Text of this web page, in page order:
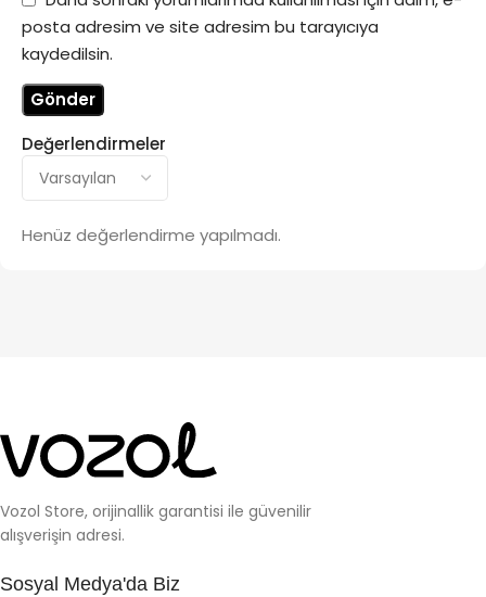
Değerlendirmeler
Henüz değerlendirme yapılmadı.
posta adresim ve site adresim bu tarayıcıya
kaydedilsin.
Vozol Store, orijinallik garantisi ile güvenilir
alışverişin adresi.
Sosyal Medya'da Biz